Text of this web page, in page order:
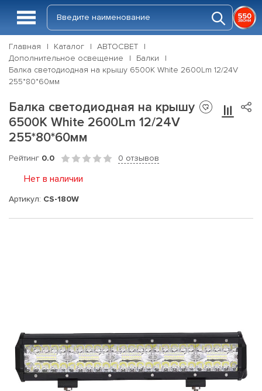
Главная Каталог
АВТОСВЕТ
Дополнительное освещение
Балки
Балка светодиодная на крышу 6500К White 2600Lm 12/24V
255*80*60мм
Балка светодиодная на крышу
6500К White 2600Lm 12/24V
255*80*60мм
Рейтинг 0.0 0 отзывов
Нет в наличии
Артикул: CS-180W